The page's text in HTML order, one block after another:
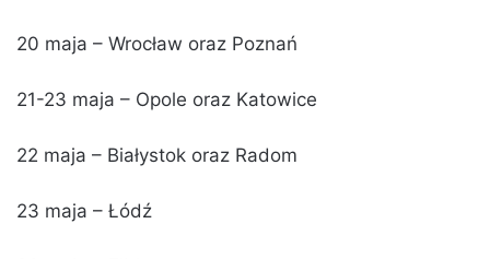
20 maja – Wrocław oraz Poznań
21-23 maja – Opole oraz Katowice
22 maja – Białystok oraz Radom
23 maja – Łódź